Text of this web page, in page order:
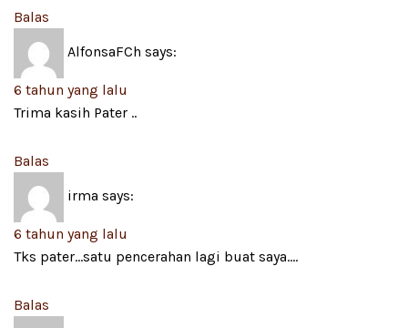
Balas
AlfonsaFCh says:
6 tahun yang lalu
Trima kasih Pater ..
Balas
irma says:
6 tahun yang lalu
Tks pater…satu pencerahan lagi buat saya….
Balas